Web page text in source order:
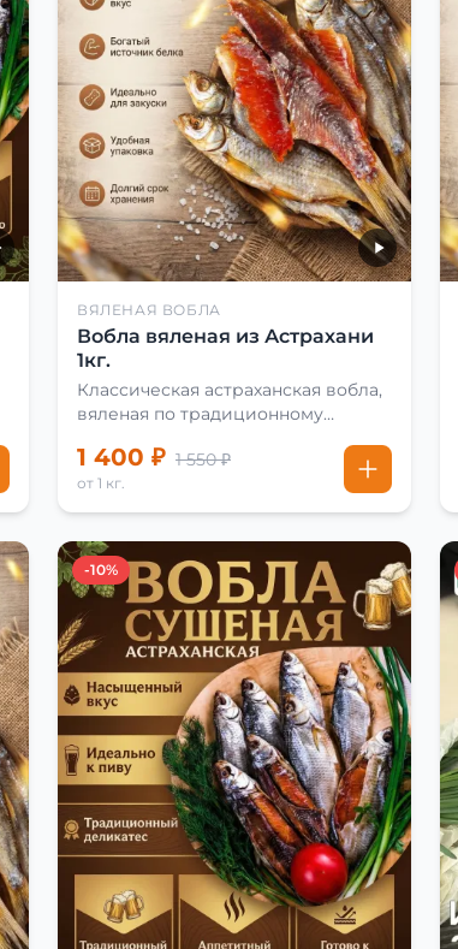
ВЯЛЕНАЯ ВОБЛА
Вобла вяленая из Астрахани
1кг.
Классическая астраханская вобла,
вяленая по традиционному
1 400 ₽ 1 550 ₽
от 1 кг.
-10%